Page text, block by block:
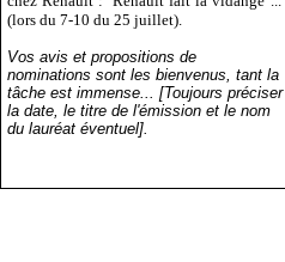
(lors du 7-10 du 25 juillet).
Vos avis et propositions de
nominations sont les bienvenus, tant la
tâche est immense... [Toujours préciser
la date, le titre de l'émission et le nom
du lauréat éventuel].